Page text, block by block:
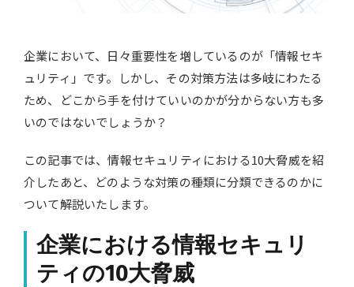
企業において、日々重要性を増しているのが「情報セキ
ュリティ」です。しかし、その対策方法は多岐にわたる
ため、どこから手を付けていいのかが分からない方も多
いのではないでしょうか？
この記事では、情報セキュリティにおける10大脅威を紹
介したあと、どのような対策の種類に分類できるのかに
ついて解説いたします。
企業における情報セキュリ
ティの10大脅威